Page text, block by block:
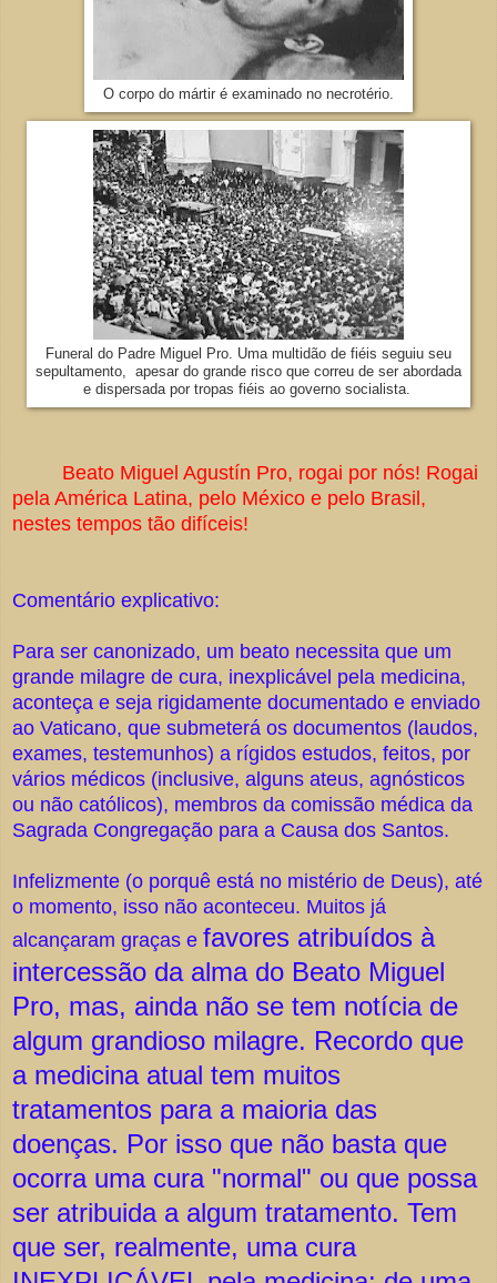
O corpo do mártir é examinado no necrotério.
Funeral do Padre Miguel Pro. Uma multidão de fiéis seguiu seu
sepultamento, apesar do grande risco que correu de ser abordada
e dispersada por tropas fiéis ao governo socialista.
Beato Miguel Agustín Pro, rogai por nós! Rogai
pela América Latina, pelo México e pelo Brasil,
nestes tempos tão difíceis!
Comentário explicativo:
Para ser canonizado, um beato necessita que um
grande milagre de cura, inexplicável pela medicina,
aconteça e seja rigidamente documentado e enviado
ao Vaticano, que submeterá os documentos (laudos,
exames, testemunhos) a rígidos estudos, feitos, por
vários médicos (inclusive, alguns ateus, agnósticos
ou não católicos), membros da comissão médica da
Sagrada Congregação para a Causa dos Santos.
Infelizmente (o porquê está no mistério de Deus), até
o momento, isso não aconteceu. Muitos já
alcançaram graças e favores atribuídos à
intercessão da alma do Beato Miguel
Pro, mas, ainda não se tem notícia de
algum grandioso milagre. Recordo que
a medicina atual tem muitos
tratamentos para a maioria das
doenças. Por isso que não basta que
ocorra uma cura "normal" ou que possa
ser atribuida a algum tratamento. Tem
que ser, realmente, uma cura